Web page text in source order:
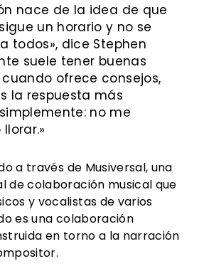
nace de la idea de que
un horario y no se
todos», dice Stephen
suele tener buenas
ofrece consejos,
la respuesta más
no me
a través de Musiversal, una
de colaboración musical que
y vocalistas de varios
es una colaboración
en torno a la narración